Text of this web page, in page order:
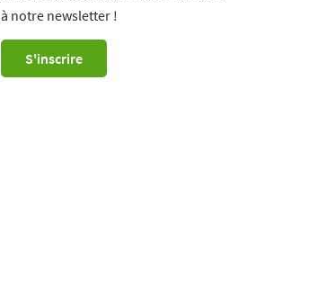
à notre newsletter !
S'inscrire